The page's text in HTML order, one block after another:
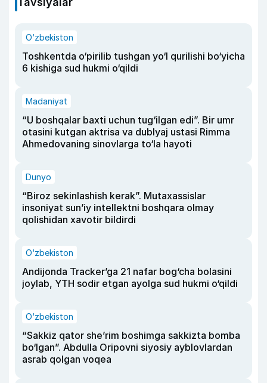
O‘zbekiston
Toshkentda o‘pirilib tushgan yo‘l qurilishi bo‘yicha
6 kishiga sud hukmi o‘qildi
Madaniyat
“U boshqalar baxti uchun tug‘ilgan edi”. Bir umr
otasini kutgan aktrisa va dublyaj ustasi Rimma
Ahmedovaning sinovlarga to‘la hayoti
Dunyo
“Biroz sekinlashish kerak”. Mutaxassislar
insoniyat sun’iy intellektni boshqara olmay
qolishidan xavotir bildirdi
O‘zbekiston
Andijonda Tracker’ga 21 nafar bog‘cha bolasini
joylab, YTH sodir etgan ayolga sud hukmi o‘qildi
O‘zbekiston
“Sakkiz qator she’rim boshimga sakkizta bomba
bo‘lgan”. Abdulla Oripovni siyosiy ayblovlardan
asrab qolgan voqea